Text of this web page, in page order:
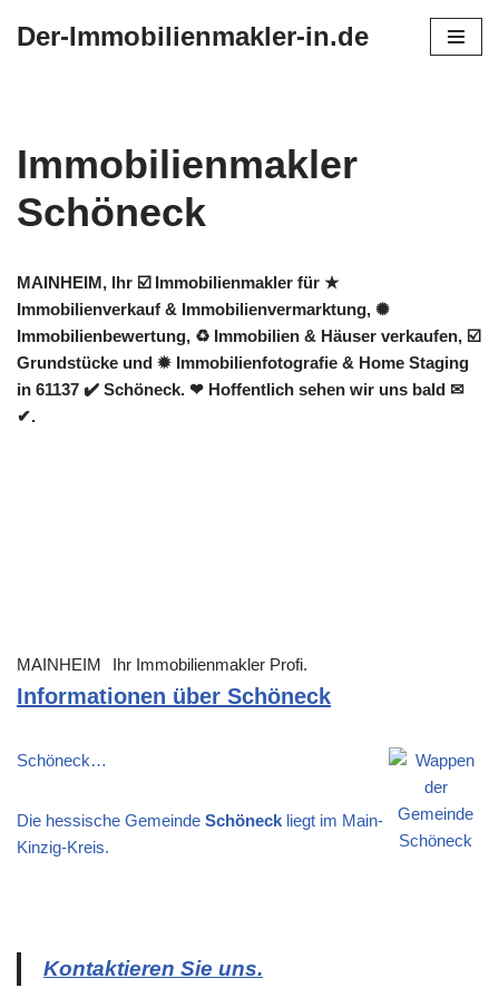
Der-Immobilienmakler-in.de
Immobilienmakler
Schöneck
MAINHEIM, Ihr ☑️ Immobilienmakler für ★
Immobilienverkauf & Immobilienvermarktung, ✺
Immobilienbewertung, ♻ Immobilien & Häuser verkaufen, ☑️
Grundstücke und ✹ Immobilienfotografie & Home Staging
in 61137 ✔️ Schöneck. ❤ Hoffentlich sehen wir uns bald ✉
✔.
MAINHEIM Ihr Immobilienmakler Profi.
Informationen über Schöneck
Schöneck…
Die hessische Gemeinde Schöneck liegt im Main-
Kinzig-Kreis.
Kontaktieren Sie uns.